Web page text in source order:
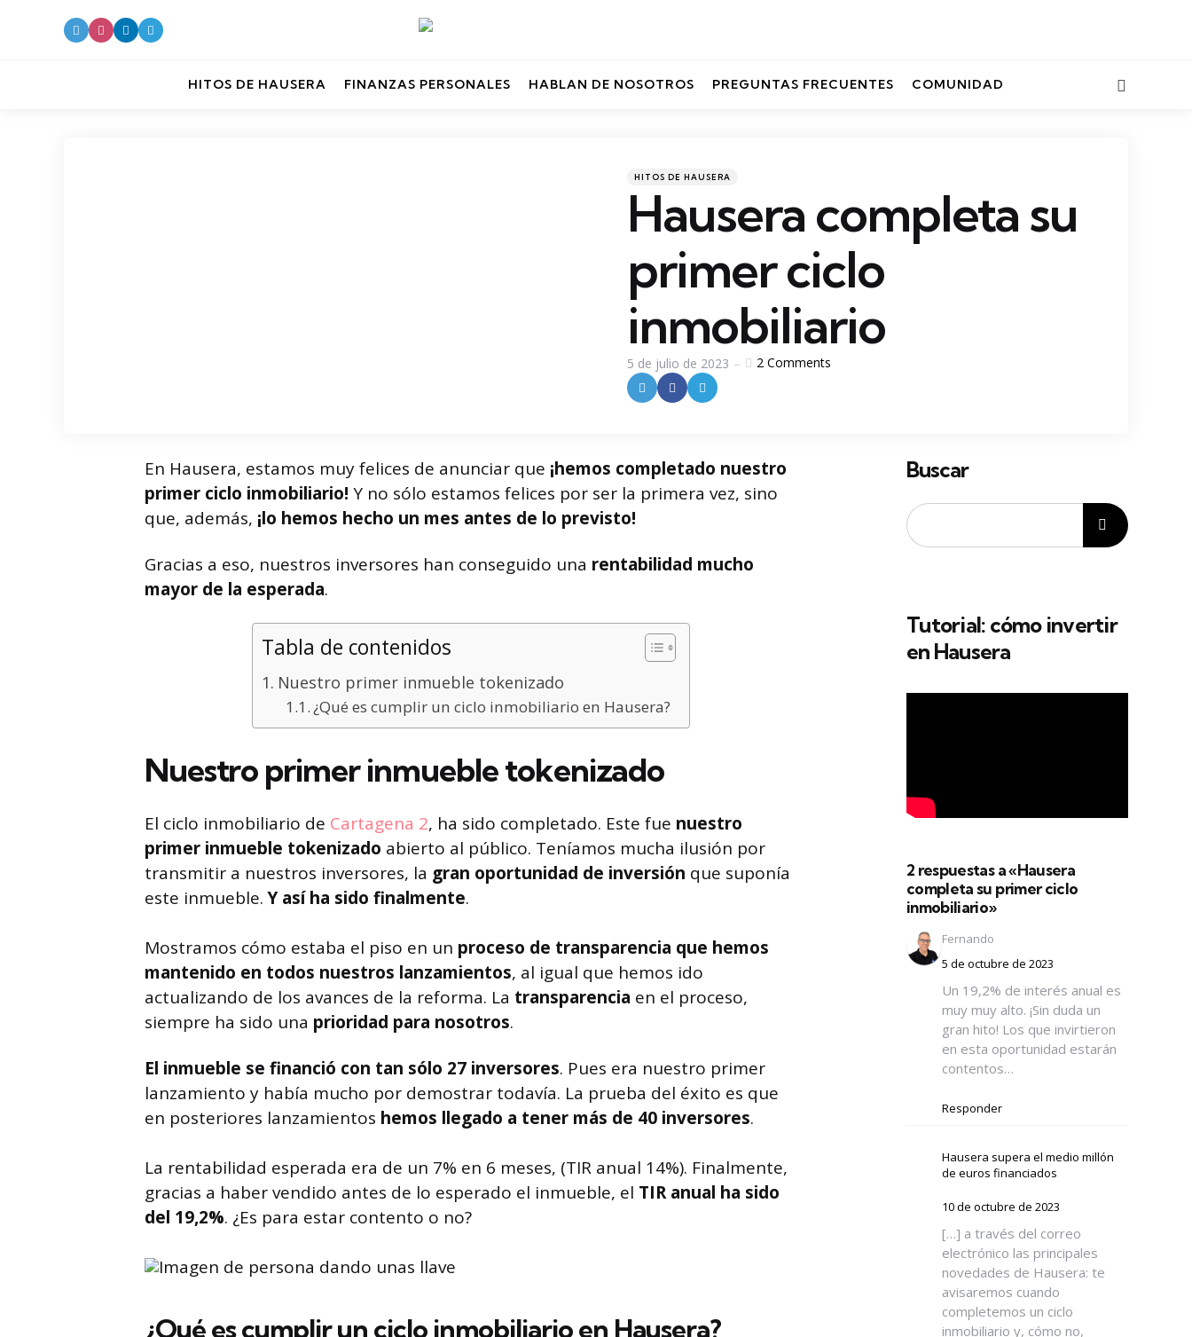
HITOS DE HAUSERA FINANZAS PERSONALES HABLAN DE NOSOTROS PREGUNTAS FRECUENTES COMUNIDAD
Categories
Posted
HITOS DE HAUSERA
Hausera completa su
primer ciclo
inmobiliario
5 de julio de 2023 2 Comments
En Hausera, estamos muy felices de anunciar que ¡hemos completado nuestro
primer ciclo inmobiliario! Y no sólo estamos felices por ser la primera vez, sino
que, además, ¡lo hemos hecho un mes antes de lo previsto!
Gracias a eso, nuestros inversores han conseguido una rentabilidad mucho
mayor de la esperada.
Tabla de contenidos
Nuestro primer inmueble tokenizado
¿Qué es cumplir un ciclo inmobiliario en Hausera?
Nuestro primer inmueble tokenizado
El ciclo inmobiliario de Cartagena 2, ha sido completado. Este fue nuestro
primer inmueble tokenizado abierto al público. Teníamos mucha ilusión por
transmitir a nuestros inversores, la gran oportunidad de inversión que suponía
este inmueble.Y así ha sido finalmente.
Mostramos cómo estaba el piso en un proceso de transparencia que hemos
mantenido en todos nuestros lanzamientos, al igual que hemos ido
actualizando de los avances de la reforma. La transparencia en el proceso,
siempre ha sido una prioridad para nosotros.
El inmueble se financió con tan sólo 27 inversores. Pues era nuestro primer
lanzamiento y había mucho por demostrar todavía. La prueba del éxito es que
en posteriores lanzamientos hemos llegado a tener más de 40 inversores.
La rentabilidad esperada era de un 7% en 6 meses, (TIR anual 14%). Finalmente,
gracias a haber vendido antes de lo esperado el inmueble, el TIR anual ha sido
del 19,2%. ¿Es para estar contento o no?
¿Qué es cumplir un ciclo inmobiliario en Hausera?
Buscar
Tutorial: cómo invertir
en Hausera
2 respuestas a «Hausera
completa su primer ciclo
inmobiliario»
Fernando
5 de octubre de 2023
Un 19,2% de interés anual es
muy muy alto. ¡Sin duda un
gran hito! Los que invirtieron
en esta oportunidad estarán
contentos…
Responder
Hausera supera el medio millón
de euros financiados
10 de octubre de 2023
[…] a través del correo
electrónico las principales
novedades de Hausera: te
avisaremos cuando
completemos un ciclo
inmobiliario y, cómo no,